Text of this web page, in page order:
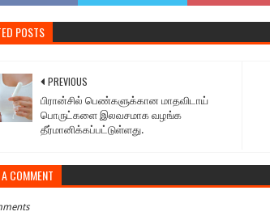
POSTS
PREVIOUS
பிரான்சில் பெண்களுக்கான மாதவிடாய்
பொருட்களை இலவசமாக வழங்க
தீர்மானிக்கப்பட்டுள்ளது.
COMMENT